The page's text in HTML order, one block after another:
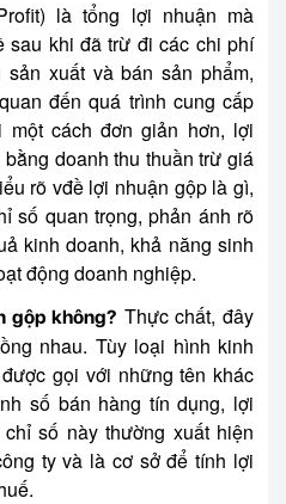
là tổng lợi nhuận mà
sau khi đã trừ đi các chi phí
xuất và bán sản phẩm,
đến quá trình cung cấp
cách đơn giản hơn, lợi
doanh thu thuần trừ giá
rõ vđề lợi nhuận gộp là gì,
số quan trọng, phản ánh rõ
kinh doanh, khả năng sinh
động doanh nghiệp.
gộp không? Thực chất, đây
nhau. Tùy loại hình kinh
gọi với những tên khác
số bán hàng tín dụng, lợi
số này thường xuất hiện
ty và là cơ sở để tính lợi